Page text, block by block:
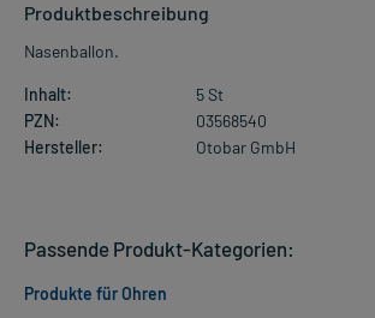
Produktbeschreibung
Nasenballon.
Inhalt:
5 St
PZN:
03568540
Hersteller:
Otobar GmbH
Passende Produkt-Kategorien:
Produkte für Ohren